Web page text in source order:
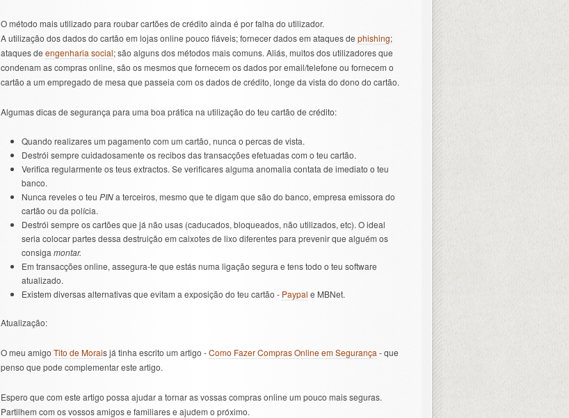
O método mais utilizado para roubar cartões de crédito ainda é por falha do utilizador.
A utilização dos dados do cartão em lojas online pouco fiáveis; fornecer dados em ataques de phishing;
ataques de engenharia social; são alguns dos métodos mais comuns. Aliás, muitos dos utilizadores que
condenam as compras online, são os mesmos que fornecem os dados por email/telefone ou fornecem o
cartão a um empregado de mesa que passeia com os dados de crédito, longe da vista do dono do cartão.
Algumas dicas de segurança para uma boa prática na utilização do teu cartão de crédito:
Quando realizares um pagamento com um cartão, nunca o percas de vista.
Destrói sempre cuidadosamente os recibos das transacções efetuadas com o teu cartão.
Verifica regularmente os teus extractos. Se verificares alguma anomalia contata de imediato o teu
banco.
Nunca reveles o teu PINa terceiros, mesmo que te digam que são do banco, empresa emissora do
cartão ou da polícia.
Destrói sempre os cartões que já não usas (caducados, bloqueados, não utilizados, etc). O ideal
seria colocar partes dessa destruição em caixotes de lixo diferentes para prevenir que alguém os
consiga montar.
Em transacções online, assegura-te que estás numa ligação segura e tens todo o teu software
atualizado.
Existem diversas alternativas que evitam a exposição do teu cartão - Paypal e MBNet.
Atualização:
O meu amigo Tito de Morais já tinha escrito um artigo -Como Fazer Compras Online em Segurança - que
penso que pode complementar este artigo.
Espero que com este artigo possa ajudar a tornar as vossas compras online um pouco mais seguras.
Partilhem com os vossos amigos e familiares e ajudem o próximo.